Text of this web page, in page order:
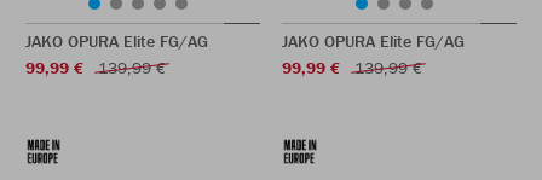
JAKO OPURA Elite FG/AG
99,99 €
139,99 €
JAKO OPURA Elite FG/AG
99,99 €
139,99 €